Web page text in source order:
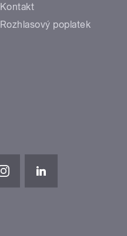
Kontakt
Rozhlasový poplatek